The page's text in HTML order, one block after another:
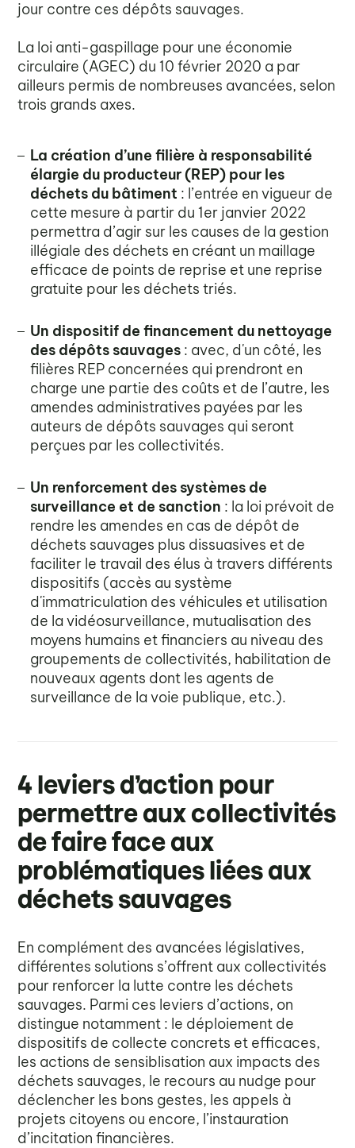
jour contre ces dépôts sauvages.
La loi anti-gaspillage pour une économie
circulaire (AGEC) du 10 février 2020 a par
ailleurs permis de nombreuses avancées, selon
trois grands axes.
La création d’une filière à responsabilité
élargie du producteur (REP) pour les
déchets du bâtiment : l’entrée en vigueur de
cette mesure à partir du 1er janvier 2022
permettra d’agir sur les causes de la gestion
illégiale des déchets en créant un maillage
efficace de points de reprise et une reprise
gratuite pour les déchets triés.
Un dispositif de financement du nettoyage
des dépôts sauvages : avec, d'un côté, les
filières REP concernées qui prendront en
charge une partie des coûts et de l’autre, les
amendes administratives payées par les
auteurs de dépôts sauvages qui seront
perçues par les collectivités.
Un renforcement des systèmes de
surveillance et de sanction : la loi prévoit de
rendre les amendes en cas de dépôt de
déchets sauvages plus dissuasives et de
faciliter le travail des élus à travers différents
dispositifs (accès au système
d'immatriculation des véhicules et utilisation
de la vidéosurveillance, mutualisation des
moyens humains et financiers au niveau des
groupements de collectivités, habilitation de
nouveaux agents dont les agents de
surveillance de la voie publique, etc.).
4 leviers d’action pour
permettre aux collectivités
de faire face aux
problématiques liées aux
déchets sauvages
En complément des avancées législatives,
différentes solutions s’offrent aux collectivités
pour renforcer la lutte contre les déchets
sauvages. Parmi ces leviers d’actions, on
distingue notamment : le déploiement de
dispositifs de collecte concrets et efficaces,
les actions de sensiblisation aux impacts des
déchets sauvages, le recours au nudge pour
déclencher les bons gestes, les appels à
projets citoyens ou encore, l’instauration
d’incitation financières.